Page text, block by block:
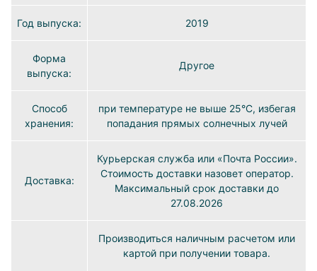
Год выпуска: 2019
Форма
выпуска:
Другое
Способ
хранения:
при температуре не выше 25°C, избегая
попадания прямых солнечных лучей
Доставка:
Курьерская служба или «Почта России».
Стоимость доставки назовет оператор.
Максимальный срок доставки до
27.08.2026
Производиться наличным расчетом или
картой при получении товара.